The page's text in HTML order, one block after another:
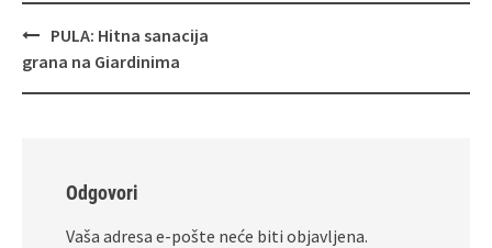
Navigacija
objava
PULA: Hitna sanacija
grana na Giardinima
Odgovori
Vaša adresa e-pošte neće biti objavljena.